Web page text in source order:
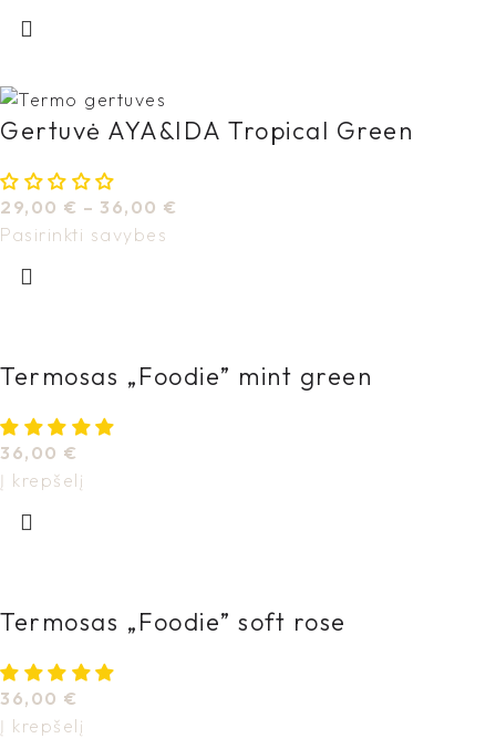
Gertuvė AYA&IDA Tropical Green
29,00 € – 36,00 €
Pasirinkti savybes
Termosas „Foodie” mint green
36,00 €
Į krepšelį
Termosas „Foodie” soft rose
36,00 €
Į krepšelį